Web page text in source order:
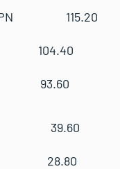
JPN 115.20
104.40
93.60
ITA 39.60
ITA 28.80